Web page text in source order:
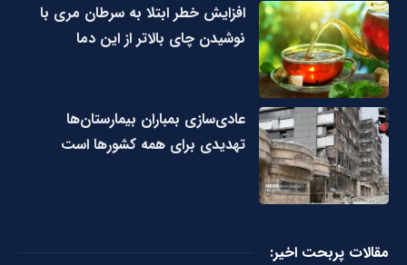
افزایش خطر ابتلا به سرطان مری با
نوشیدن چای بالاتر از این دما
عادی‌سازی بمباران بیمارستان‌ها
تهدیدی برای همه کشورها است
مقالات پربحت اخیر: